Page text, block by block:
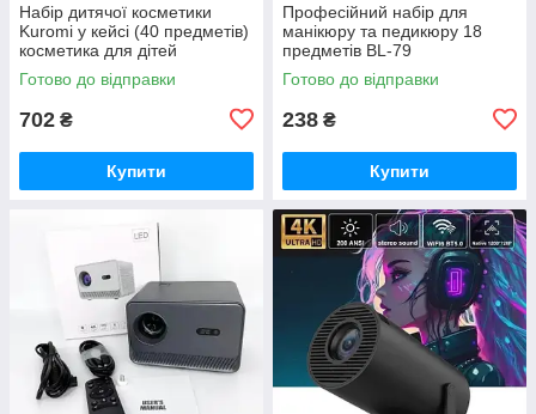
Набір дитячої косметики
Kuromi у кейсі (40 предметів)
косметика для дітей
косметика дитяча DI-63
Готово до відправки
702 ₴
Купити
Професійний набір для
манікюру та педикюру 18
предметів BL-79
Готово до відправки
238 ₴
Купити